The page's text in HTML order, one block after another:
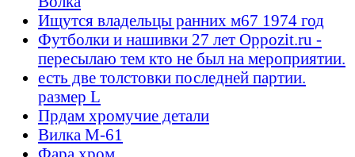
Ищутся владельцы ранних м67 1974 год
Футболки и нашивки 27 лет Oppozit.ru -
пересылаю тем кто не был на мероприятии.
есть две толстовки последней партии.
размер L
Прдам хромучие детали
Вилка М-61